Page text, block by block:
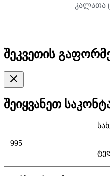
კალათა
შეკვეთის
შეიყვანეთ
+995